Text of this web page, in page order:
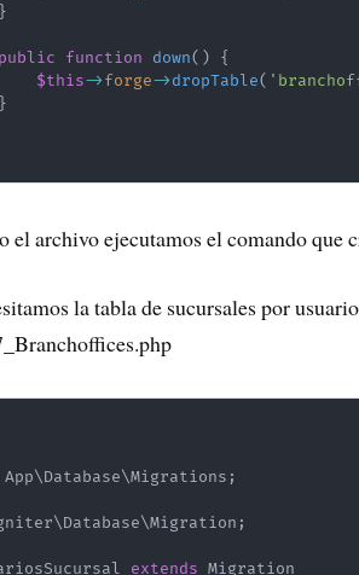
}
public function down( )
{
$this->forge->dropTable(
}
el archivo ejecutamos el comando que
la tabla de sucursales por
App\Database\Migrations ;
\Database\Migration ;
extends Migration